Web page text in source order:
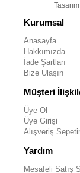
Kurumsal
Anasayfa
Hakkımızda
İade Şartları
Bize Ulaşın
Müşteri
Üye Ol
Üye Girişi
Alışveriş
Yardım
Mesafeli Satış